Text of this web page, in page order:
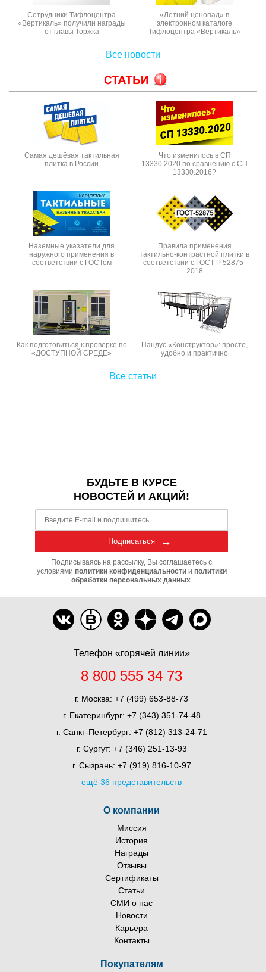
Сотрудники Тифлоцентра
«Вертикаль» получили награды
от главы Торжка
«Летний ценопад» в
электронном каталоге
Тифлоцентра «Вертикаль»
Все новости
Самая дешёвая тактильная
плитка в России
Что изменилось в СП
13330.2020 по сравнению с СП
13330.2016?
Наземные указатели для
наружного применения в
соответствии с ГОСТом
Правила применения
тактильно-контрастной плитки в
соответствии с ГОСТ Р 52875-
2018
Как подготовиться к проверке по
«ДОСТУПНОЙ СРЕДЕ»
Пандус «Конструктор»: просто,
удобно и практично
Все статьи
О компании
Миссия
История
Награды
Отзывы
Сертификаты
Статьи
СМИ о нас
Новости
Карьера
Контакты
Покупателям
Телефон «горячей линии»
8 800 555 34 73
г. Москва: +7 (499) 653-88-73
г. Екатеринбург: +7 (343) 351-74-48
г. Санкт-Петербург: +7 (812) 313-24-71
г. Сургут: +7 (346) 251-13-93
г. Сызрань: +7 (919) 816-10-97
ещё 36 представительств
БУДЬТЕ В КУРСЕ
НОВОСТЕЙ И АКЦИЙ!
Подписаться
Подписываясь на рассылку, Вы соглашаетесь с
условиями политики конфиденциальностии политики
обработки персональных данных.